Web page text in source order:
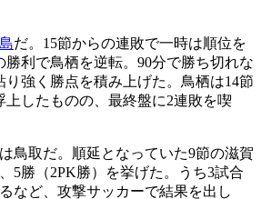
だ。15節からの連敗で一時は順位を
利で鳥栖を逆転。90分で勝ち切れな
り強く勝点を積み上げた。鳥栖は14節
上したものの、最終盤に2連敗を喫
鳥取だ。順延となっていた9節の滋賀
5勝（2PK勝）を挙げた。うち3試合
など、攻撃サッカーで結果を出し